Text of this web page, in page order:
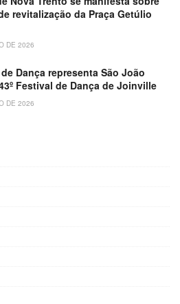
revitalização da Praça Getúlio
DE 2026
Dança representa São João
Festival de Dança de Joinville
DE 2026